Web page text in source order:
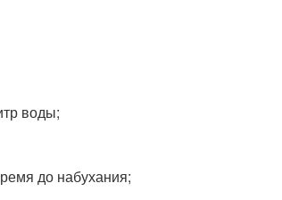
воды;
до набухания;